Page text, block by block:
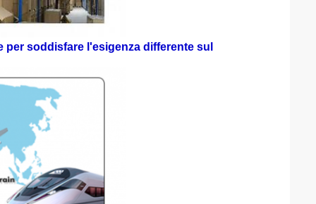
soddisfare l'esigenza differente sul